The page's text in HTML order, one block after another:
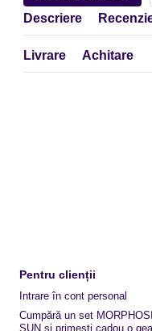
Descriere
Livrare Achitare
Pentru clienții
Intrare în cont personal
Cumpără un set
SUN și primești cadou o